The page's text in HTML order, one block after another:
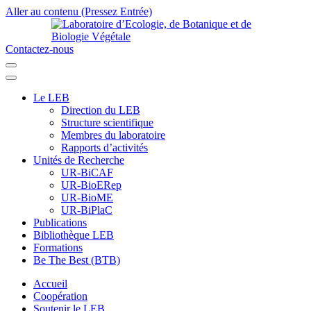
Aller au contenu (Pressez Entrée)
Contactez-nous
Le LEB
Direction du LEB
Structure scientifique
Membres du laboratoire
Rapports d’activités
Unités de Recherche
UR-BiCAF
UR-BioERep
UR-BioME
UR-BiPlaC
Publications
Bibliothèque LEB
Formations
Be The Best (BTB)
Accueil
Coopération
Soutenir le LEB